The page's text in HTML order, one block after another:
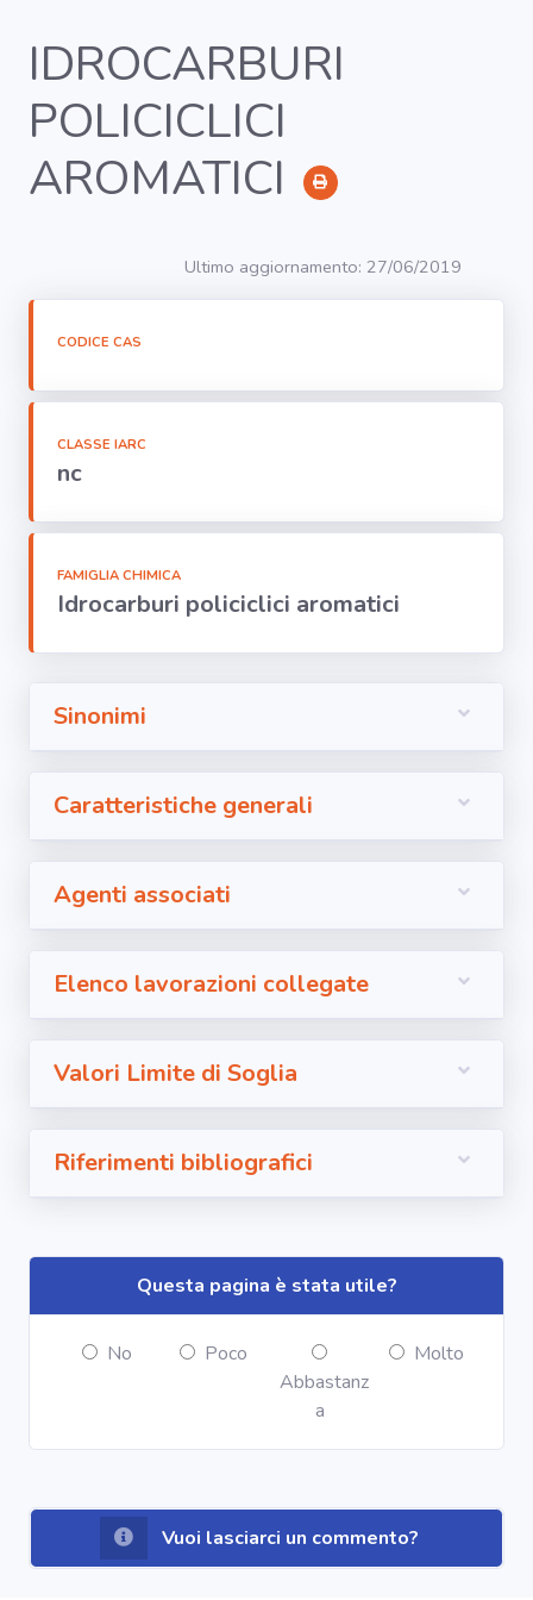
RICERCA
Agenti
bersaglio
Segnala dati
azienda
area riservata
Torna alla
IDROCARBURI
POLICICLICI
AROMATICI
Ultimo aggiornamento: 27/06/2019
CODICE CAS
CLASSE IARC
nc
FAMIGLIA CHIMICA
Idrocarburi policiclici aromatici
Sinonimi
Caratteristiche generali
Agenti associati
Elenco lavorazioni collegate
Valori Limite di Soglia
Riferimenti bibliografici
Questa pagina è stata utile?
No
Poco
Abbastanz
a
Molto
Vuoi lasciarci un commento?